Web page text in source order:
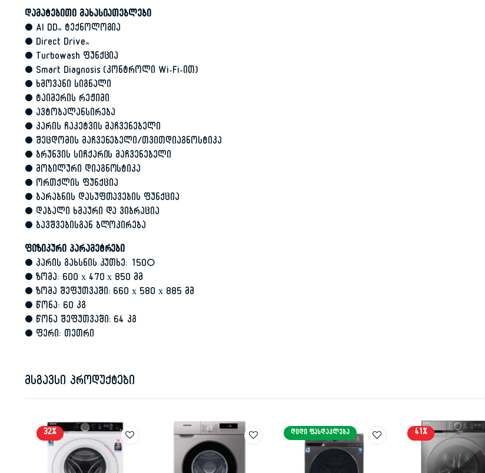
დამატებითი მახასიათებლები
• AI DD™ ტექნოლოგია
• Direct Drive™
• Turbowash ფუნქცია
• Smart Diagnosis (კონტროლი Wi-Fi-ით)
• ხმოვანი სიგნალი
• ტაიმერის რეჟიმი
• ავტობალანსირება
• კარის ჩაკეტვის მაჩვენებელი
• შეცდომის მაჩვენებელი/თვითდიაგნოსტიკა
• ბრუნვის სიჩქარის მაჩვენებელი
• მობილური დიაგნოსტიკა
• ორთქლის ფუნქცია
• ბარაბნის დასუფთავების ფუნქცია
• დაბალი ხმაური და ვიბრაცია
• ბავშვებისგან ბლოკირება
ფიზიკური პარამეტრები
• კარის გახსნის კუთხე: 150°
• ზომა: 600 х 470 х 850 მმ
• ზომა შეფუთვაში: 660 х 580 х 885 მმ
• წონა: 60 კგ
• წონა შეფუთვაში: 64 კგ
• ფერი: თეთრი
მსგავსი პროდუქტები
32% ᲓᲘᲓᲘ ᲤᲐᲡᲓᲐᲙᲚᲔᲑᲐ 41%